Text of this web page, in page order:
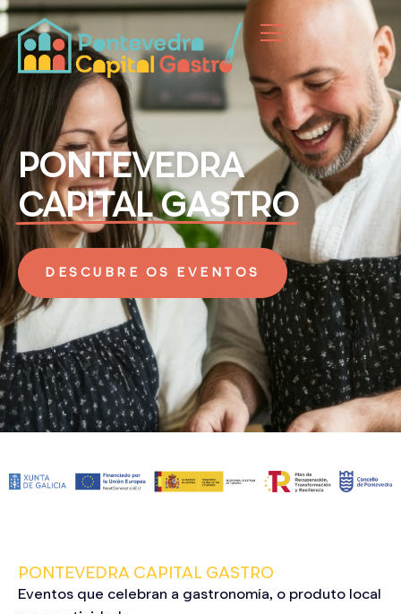
PONTEVEDRA
CAPITAL GASTRO
DESCUBRE OS EVENTOS
PONTEVEDRA CAPITAL GASTRO
Eventos que celebran a gastronomía, o produto local